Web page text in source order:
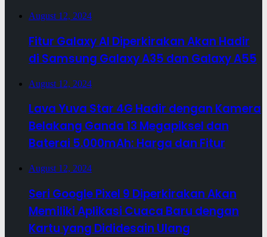
August 12, 2024
Fitur Galaxy AI Diperkirakan Akan Hadir
di Samsung Galaxy A35 dan Galaxy A55
August 12, 2024
Lava Yuva Star 4G Hadir dengan Kamera
Belakang Ganda 13 Megapiksel dan
Baterai 5.000mAh: Harga dan Fitur
August 12, 2024
Seri Google Pixel 9 Diperkirakan Akan
Memiliki Aplikasi Cuaca Baru dengan
Kartu yang Dididesain Ulang